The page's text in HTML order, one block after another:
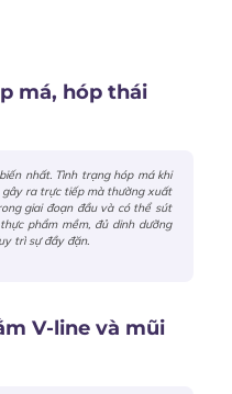
má, hóp thái
nhất. Tình trạng hóp má khi
ra trực tiếp mà thường xuất
giai đoạn đầu và có thể sút
phẩm mềm, đủ dinh dưỡng
trì sự đầy đặn.
V-line và mũi